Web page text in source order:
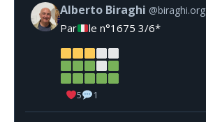
Alberto Biraghi @biraghi.org
Par le n°1675 3/6*
5 1